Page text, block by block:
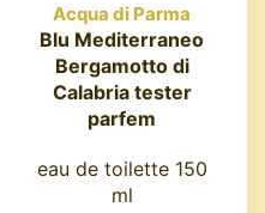
Acqua di Parma
Blu Mediterraneo
Bergamotto di
Calabria tester
parfem
eau de toilette 150
ml